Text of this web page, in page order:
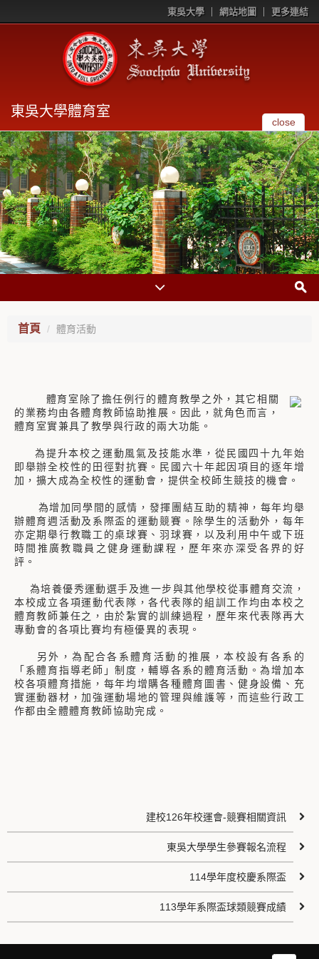
東吳大學 網站地圖 更多連結
東吳大學體育室
close
首頁 體育活動
體育室除了擔任例行的體育教學之外，其它相關
的業務均由各體育教師協助推展。因此，就角色而言，
體育室實兼具了教學與行政的兩大功能。
為提升本校之運動風氣及技能水準，從民國四十九年始
即舉辦全校性的田徑對抗賽。民國六十年起因項目的逐年增
加，擴大成為全校性的運動會，提供全校師生競技的機會。
為增加同學間的感情，發揮團結互助的精神，每年均舉
辦體育週活動及系際盃的運動競賽。除學生的活動外，每年
亦定期舉行教職工的桌球賽、羽球賽，以及利用中午或下班
時間推廣教職員之健身運動課程，歷年來亦深受各界的好
評。
為培養優秀運動選手及進一步與其他學校從事體育交流，
本校成立各項運動代表隊，各代表隊的組訓工作均由本校之
體育教師兼任之，由於紮實的訓練過程，歷年來代表隊再大
專動會的各項比賽均有極優異的表現。
另外，為配合各系體育活動的推展，本校設有各系的
「系體育指導老師」制度，輔導各系的體育活動。為增加本
校各項體育措施，每年均增購各種體育圖書、健身設備、充
實運動器材，加強運動場地的管理與維護等，而這些行政工
作都由全體體育教師協助完成。
建校126年校運會-競賽相關資訊
東吳大學學生參賽報名流程
114學年度校慶系際盃
113學年系際盃球類競賽成績